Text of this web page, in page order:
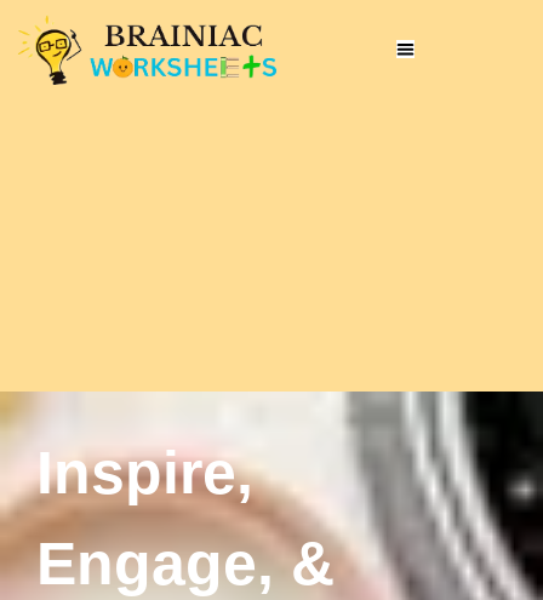
Inspire,
Engage, &